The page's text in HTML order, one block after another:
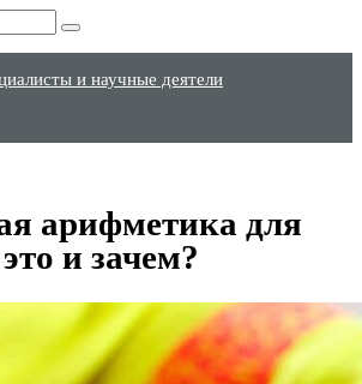
и научные деятели
арифметика для
и зачем?